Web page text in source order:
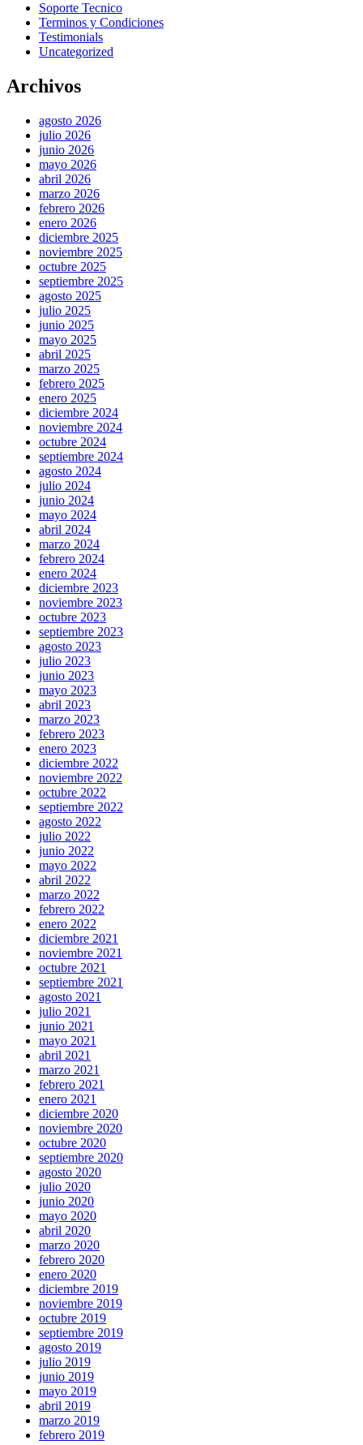
Soporte Tecnico
Terminos y Condiciones
Testimonials
Uncategorized
Archivos
agosto 2026
julio 2026
junio 2026
mayo 2026
abril 2026
marzo 2026
febrero 2026
enero 2026
diciembre 2025
noviembre 2025
octubre 2025
septiembre 2025
agosto 2025
julio 2025
junio 2025
mayo 2025
abril 2025
marzo 2025
febrero 2025
enero 2025
diciembre 2024
noviembre 2024
octubre 2024
septiembre 2024
agosto 2024
julio 2024
junio 2024
mayo 2024
abril 2024
marzo 2024
febrero 2024
enero 2024
diciembre 2023
noviembre 2023
octubre 2023
septiembre 2023
agosto 2023
julio 2023
junio 2023
mayo 2023
abril 2023
marzo 2023
febrero 2023
enero 2023
diciembre 2022
noviembre 2022
octubre 2022
septiembre 2022
agosto 2022
julio 2022
junio 2022
mayo 2022
abril 2022
marzo 2022
febrero 2022
enero 2022
diciembre 2021
noviembre 2021
octubre 2021
septiembre 2021
agosto 2021
julio 2021
junio 2021
mayo 2021
abril 2021
marzo 2021
febrero 2021
enero 2021
diciembre 2020
noviembre 2020
octubre 2020
septiembre 2020
agosto 2020
julio 2020
junio 2020
mayo 2020
abril 2020
marzo 2020
febrero 2020
enero 2020
diciembre 2019
noviembre 2019
octubre 2019
septiembre 2019
agosto 2019
julio 2019
junio 2019
mayo 2019
abril 2019
marzo 2019
febrero 2019